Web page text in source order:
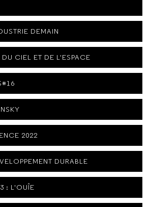
DEMAIN
CIEL ET DE L'ESPACE
2022
DURABLE
: L'OUÎE